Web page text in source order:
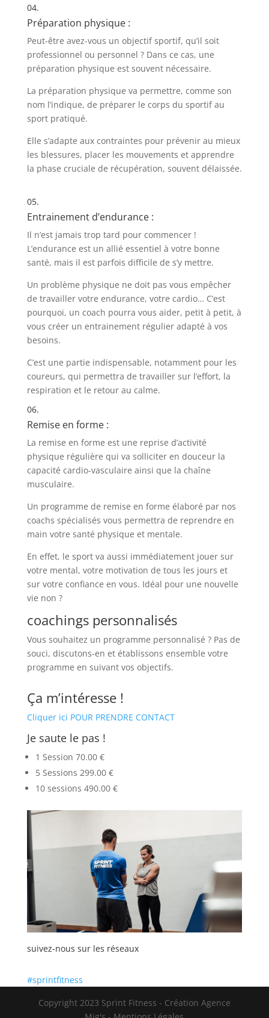
04.
Préparation physique :
Peut-être avez-vous un objectif sportif, qu’il soit
professionnel ou personnel ? Dans ce cas, une
préparation physique est souvent nécessaire.
La préparation physique va permettre, comme son
nom l’indique, de préparer le corps du sportif au
sport pratiqué.
Elle s’adapte aux contraintes pour prévenir au mieux
les blessures, placer les mouvements et apprendre
la phase cruciale de récupération, souvent délaissée.
05.
Entrainement d’endurance :
Il n’est jamais trop tard pour commencer !
L’endurance est un allié essentiel à votre bonne
santé, mais il est parfois difficile de s’y mettre.
Un problème physique ne doit pas vous empêcher
de travailler votre endurance, votre cardio… C’est
pourquoi, un coach pourra vous aider, petit à petit, à
vous créer un entrainement régulier adapté à vos
besoins.
C’est une partie indispensable, notamment pour les
coureurs, qui permettra de travailler sur l’effort, la
respiration et le retour au calme. ​
06.
Remise en forme :
La remise en forme est une reprise d’activité
physique régulière qui va solliciter en douceur la
capacité cardio-vasculaire ainsi que la chaîne
musculaire.
Un programme de remise en forme élaboré par nos
coachs spécialisés vous permettra de reprendre en
main votre santé physique et mentale.
En effet, le sport va aussi immédiatement jouer sur
votre mental, votre motivation de tous les jours et
sur votre confiance en vous. Idéal pour une nouvelle
vie non ?
coachings personnalisés
Vous souhaitez un programme personnalisé ? Pas de
souci, discutons-en et établissons ensemble votre
programme en suivant vos objectifs.
Ça m’intéresse !
Cliquer ici POUR PRENDRE CONTACT
Je saute le pas !
1 Session 70.00 €
5 Sessions 299.00 €
10 sessions 490.00 €
suivez-nous sur les réseaux
#sprintfitness
Copyright 2023 Sprint Fitness - Création Agence